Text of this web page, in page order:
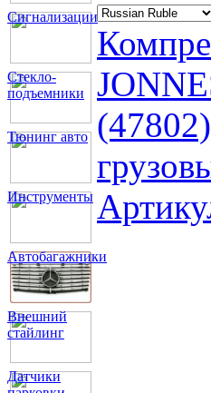
Сигнализации
Стекло-
подъемники
Тюнинг авто
Инструменты
Автобагажники
Внешний
стайлинг
Датчики
(47802)